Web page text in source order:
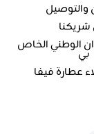
والتوصيل
الوطني الخاص
بي
عطارة فيفا